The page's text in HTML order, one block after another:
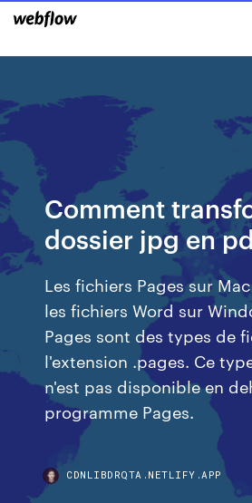
Comment
dossier jpg en
Les fichiers Pages sur
les fichiers Word sur
Pages sont des types de
l'extension .pages. Ce
n'est pas disponible en
programme Pages.
CDNLIBDRQTA.NETLIFY.APP